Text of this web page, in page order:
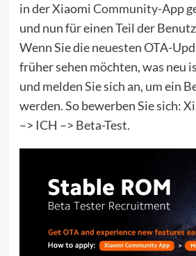
in der XiaomiCommunity-App
und nun für einen Teil der
Wenn Sie die neuesten OTA-
früher sehen möchten, was neu
und melden Sie sich an, um ein
werden. So bewerben Sie sich:
–> ICH –> Beta-Test.